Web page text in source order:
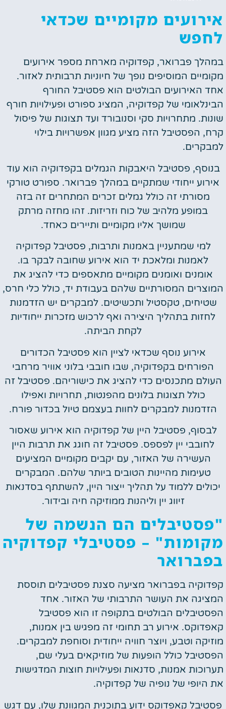
אירועים מקומיים שכדאי
לחפש
במהלך פברואר, קפדוקיה מארחת מספר אירועים
מקומיים המוסיפים נופך של חיוניות תרבותית לאזור.
אחד האירועים הבולטים הוא פסטיבל החורף
הבינלאומי של קפדוקיה, המציג ספורט ופעילויות חורף
שונות. מתחרויות סקי וסנובורד ועד תצוגות של פיסול
קרח, הפסטיבל הזה מציע מגוון אפשרויות בילוי
למבקרים.
בנוסף, פסטיבל היאבקות הגמלים בקפדוקיה הוא עוד
אירוע ייחודי שמתקיים במהלך פברואר. ספורט טורקי
מסורתי זה כולל גמלים זכרים המתחרים זה בזה
במופע מלהיב של כוח וזריזות. זהו מחזה מרתק
שמושך אליו מקומיים ותיירים כאחד.
למי שמתעניין באמנות ותרבות, פסטיבל קפדוקיה
לאמנות ומלאכת יד הוא אירוע שחובה לבקר בו.
אומנים ואומנים מקומיים מתאספים כדי להציג את
המוצרים המסורתיים שלהם בעבודת יד, כולל כלי חרס,
שטיחים, טקסטיל ותכשיטים. למבקרים יש הזדמנות
לחזות בתהליך היצירה ואף לרכוש מזכרות ייחודיות
לקחת הביתה.
אירוע נוסף שכדאי לציין הוא פסטיבל הכדורים
הפורחים בקפדוקיה, שבו חובבי בלוני אוויר מרחבי
העולם מתכנסים כדי להציג את כישוריהם. פסטיבל זה
כולל תצוגות בלונים מהפנטות, תחרויות ואפילו
הזדמנות למבקרים לחוות בעצמם טיול בכדור פורח.
לבסוף, פסטיבל היין של קפדוקיה הוא אירוע שאסור
לחובבי יין לפספס. פסטיבל זה חוגג את תרבות היין
העשירה של האזור, עם יקבים מקומיים המציעים
טעימות מהיינות הטובים ביותר שלהם. המבקרים
יכולים ללמוד על תהליך ייצור היין, להשתתף בסדנאות
זיווג יין וליהנות ממוזיקה חיה ובידור.
"פסטיבלים הם הנשמה של
מקומות" – פסטיבלי קפדוקיה
בפברואר
קפדוקיה בפברואר מציעה סצנת פסטיבלים תוססת
המציגה את העושר התרבותי של האזור. אחד
הפסטיבלים הבולטים בתקופה זו הוא פסטיבל
קאפדוקס. אירוע רב תחומי זה מפגיש בין אמנות,
מוזיקה וטבע, ויוצר חוויה ייחודית וסוחפת למבקרים.
הפסטיבל כולל הופעות של מוזיקאים בעלי שם,
תערוכות אמנות, סדנאות ופעילויות חוצות המדגישות
את היופי של נופיה של קפדוקיה.
פסטיבל קאפדוקס ידוע בתוכנית המגוונת שלו, עם דגש